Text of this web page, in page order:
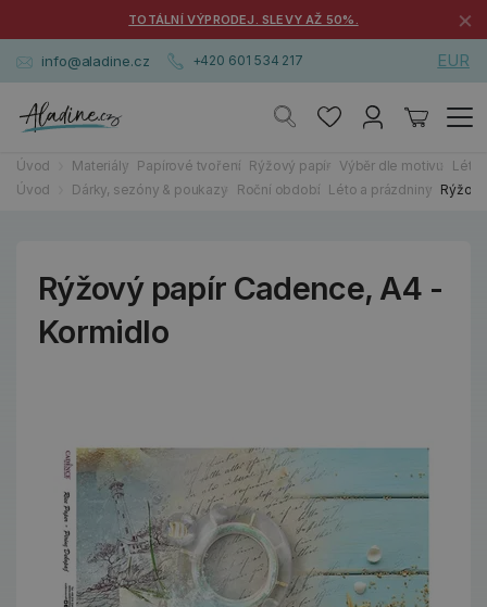
TOTÁLNÍ VÝPRODEJ. SLEVY AŽ 50%. ×
info@aladine.cz +420 601 534 217 EUR
Úvod Materiály Papírové tvoření Rýžový papír Výběr dle motivu
Úvod
Dárky, sezóny & poukazy Roční období Léto a prázdniny
Rýžový papír Cadence, A4 -
Kormidlo